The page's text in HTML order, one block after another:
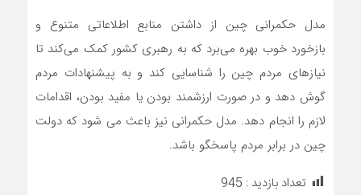
مدل حکمرانی چین از داشتن منابع اطلاعاتی متنوع و
بازخورد خوب بهره می‌برد که به رهبری کشور کمک می‌کند تا
نیازهای مردم چین را شناسایی کند و به پیشنهادات مردم
گوش دهد و در صورت ارزشمند بودن یا مفید بودن، اقدامات
لازم را انجام دهد. مدل حکمرانی نیز باعث می شود که دولت
چین در برابر مردم پاسخگو باشد.
تعداد بازدید : 945